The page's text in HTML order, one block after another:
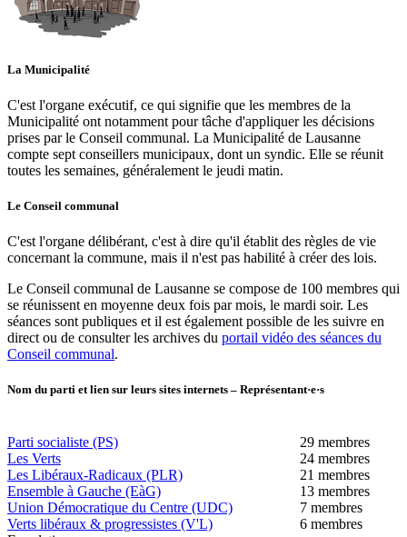
La Municipalité
C'est l'organe exécutif, ce qui signifie que les membres de la
Municipalité ont notamment pour tâche d'appliquer les décisions
prises par le Conseil communal. La Municipalité de Lausanne
compte sept conseillers municipaux, dont un syndic. Elle se réunit
toutes les semaines, généralement le jeudi matin.
Le Conseil communal
C'est l'organe délibérant, c'est à dire qu'il établit des règles de vie
concernant la commune, mais il n'est pas habilité à créer des lois.
Le Conseil communal de Lausanne se compose de 100 membres qui
se réunissent en moyenne deux fois par mois, le mardi soir. Les
séances sont publiques et il est également possible de les suivre en
direct ou de consulter les archives du portail vidéo des séances du
Conseil communal.
Nom du parti et lien sur leurs sites internets – Représentant·e·s
Parti socialiste (PS)
29 membres
Les Verts
24 membres
Les Libéraux-Radicaux (PLR)
21 membres
Ensemble à Gauche (EàG)
13 membres
Union Démocratique du Centre (UDC)
7 membres
Verts libéraux & progressistes (V'L)
6 membres